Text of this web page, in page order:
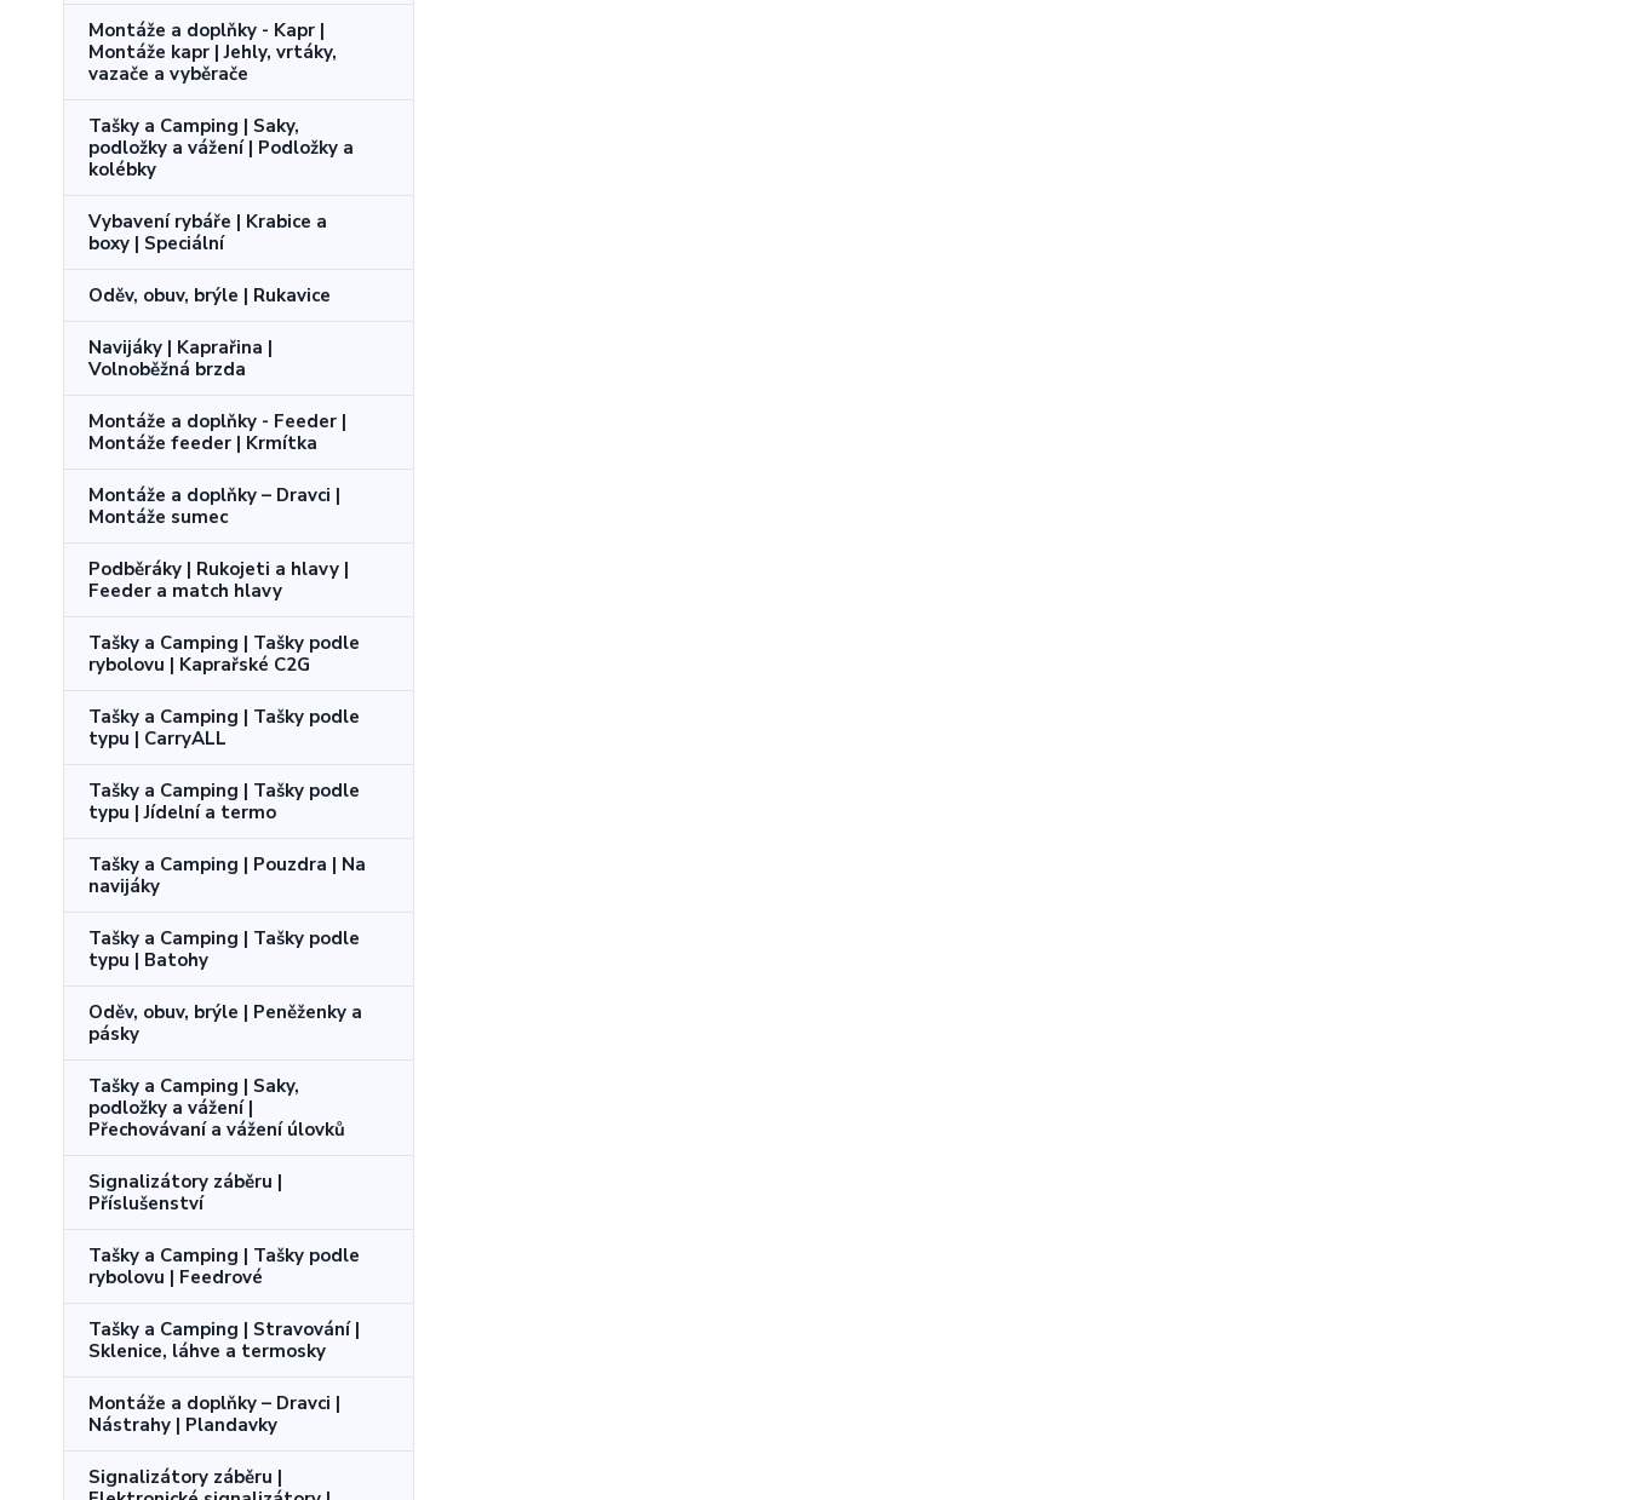
Montáže a doplňky - Kapr |
Montáže kapr | Jehly, vrtáky,
vazače a vyběrače
Tašky a Camping | Saky,
podložky a vážení | Podložky a
kolébky
Vybavení rybáře | Krabice a
boxy | Speciální
Oděv, obuv, brýle | Rukavice
Navijáky | Kaprařina |
Volnoběžná brzda
Montáže a doplňky - Feeder |
Montáže feeder | Krmítka
Montáže a doplňky – Dravci |
Montáže sumec
Podběráky | Rukojeti a hlavy |
Feeder a match hlavy
Tašky a Camping | Tašky podle
rybolovu | Kaprařské C2G
Tašky a Camping | Tašky podle
typu | CarryALL
Tašky a Camping | Tašky podle
typu | Jídelní a termo
Tašky a Camping | Pouzdra | Na
navijáky
Tašky a Camping | Tašky podle
typu | Batohy
Oděv, obuv, brýle | Peněženky a
pásky
Tašky a Camping | Saky,
podložky a vážení |
Přechovávaní a vážení úlovků
Signalizátory záběru |
Příslušenství
Tašky a Camping | Tašky podle
rybolovu | Feedrové
Tašky a Camping | Stravování |
Sklenice, láhve a termosky
Montáže a doplňky – Dravci |
Nástrahy | Plandavky
Signalizátory záběru |